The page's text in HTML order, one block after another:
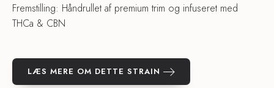
Fremstilling: Håndrullet af premium trim og infuseret med
THCa & CBN
LÆS MERE OM DETTE STRAIN